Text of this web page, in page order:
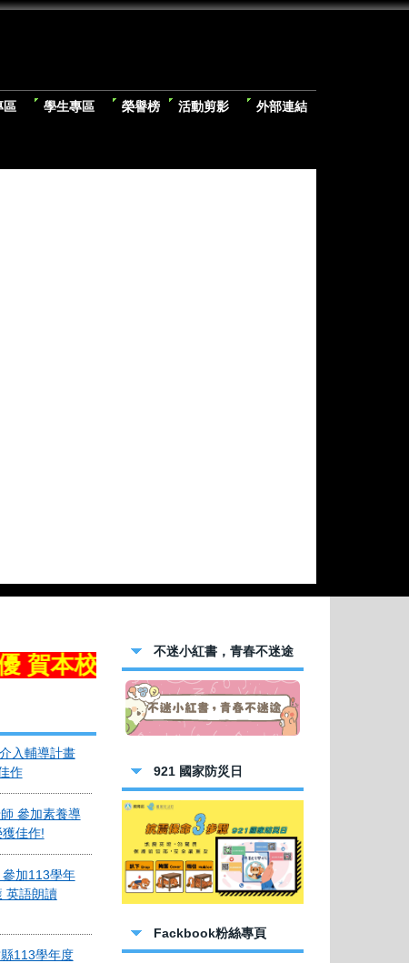
區 學生專區 榮譽榜 活動剪影 外部連結
年度午餐輔導考核榮獲特優
加114年新
讀 【特
加114年新
讀 【優
114年度第
子組田徑-
參加114年
核榮獲特優
參加113學
入輔導計畫
作
參加素養導
佳作!
加113學年
英語朗讀
113學年度
優等
不迷小紅書，青春不迷途
921 國家防災日
Fackbook粉絲專頁